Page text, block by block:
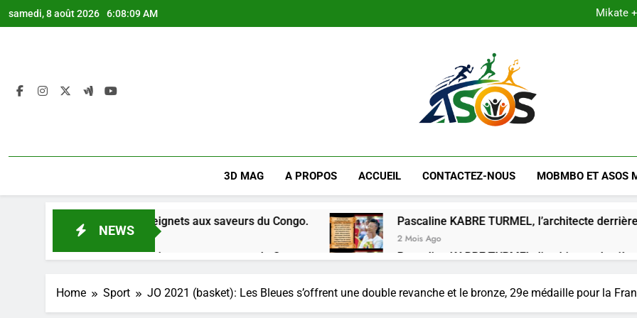
to
samedi, 8 août 2026 6:08:10 AM
Shekinah Nanour Tchilendo :
Pascaline KABRE
Shekinah Nanour Tchilendo : «
Pascaline KABRE
LE MAG DE
3D MAG A PROPOS ACCUEIL CONTACTEZ-NOUS MOBMBO ET ASOS
NEWS
de beignets aux saveurs du Congo. Pascaline KABRE TURMEL, l’architecte derrière le Carrousel
2 Mois Ago
de beignets aux saveurs du Congo. Pascaline KABRE TURMEL, l’architecte derrière le Carrousel
Home Sport JO 2021 (basket): Les Bleues s’offrent une double revanche et le bronze, 29e médaille pour la